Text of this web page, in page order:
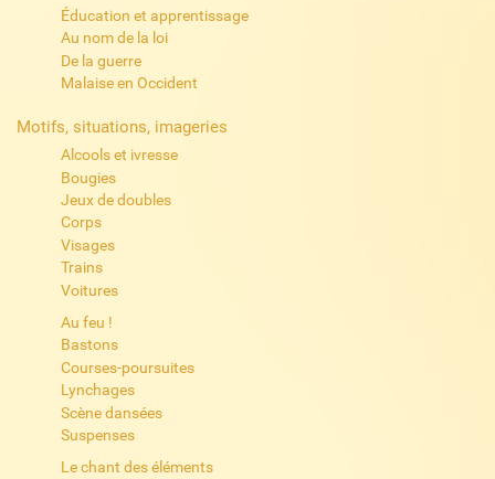
Éducation et apprentissage
Au nom de la loi
De la guerre
Malaise en Occident
Motifs, situations, imageries
Alcools et ivresse
Bougies
Jeux de doubles
Corps
Visages
Trains
Voitures
Au feu !
Bastons
Courses-poursuites
Lynchages
Scène dansées
Suspenses
Le chant des éléments